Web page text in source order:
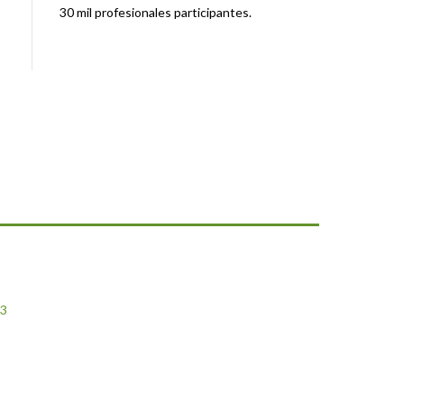
30 mil profesionales participantes.